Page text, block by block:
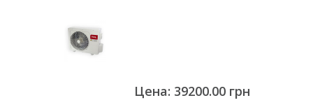
Цена: 39200.00 грн